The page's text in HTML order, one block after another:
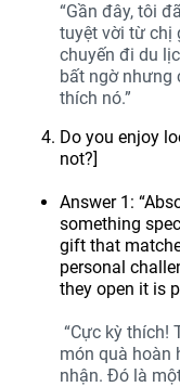
“Gần đây, tôi
tuyệt vời từ chị
chuyến đi du
bất ngờ nhưng
thích nó.”
Do you enjoy
not?]
Answer 1:
something
gift that
personal
they open it is
“Cực kỳ thích!
món quà hoàn
nhận. Đó là